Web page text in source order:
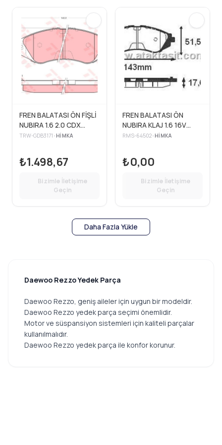
FREN BALATASI ÖN FİŞLİ
NUBIRA 1.6 2.0 CDX
97>99 LEGANZA 2.0 2.2
TRW-GDB3171 • HIMKA
₺1.498,67
Bizimle İletişime
Geçin
FREN BALATASI ÖN
NUBIRA KLAJ 1.6 16V
17.60MM 97>03
RMS-64502• HIMKA
₺0,00
Bizimle İletişime
Geçin
Daha Fazla Yükle
Daewoo Rezzo Yedek Parça
Daewoo Rezzo, geniş aileler için uygun bir modeldir.
Daewoo Rezzo yedek parça seçimi önemlidir.
Motor ve süspansiyon sistemleri için kaliteli parçalar
kullanılmalıdır.
Daewoo Rezzo yedek parça ile konfor korunur.